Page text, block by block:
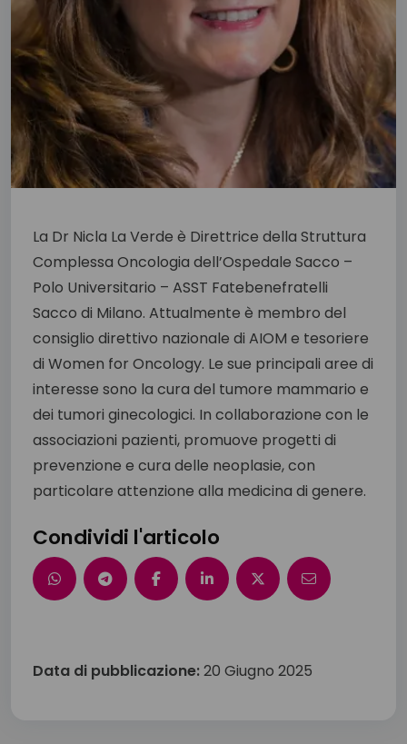
La Dr Nicla La Verde è Direttrice della Struttura
Complessa Oncologia dell’Ospedale Sacco –
Polo Universitario – ASST Fatebenefratelli
Sacco di Milano. Attualmente è membro del
consiglio direttivo nazionale di AIOM e tesoriere
di Women for Oncology. Le sue principali aree di
interesse sono la cura del tumore mammario e
dei tumori ginecologici. In collaborazione con le
associazioni pazienti, promuove progetti di
prevenzione e cura delle neoplasie, con
particolare attenzione alla medicina di genere.
Condividi l'articolo
Data di pubblicazione:20 Giugno 2025